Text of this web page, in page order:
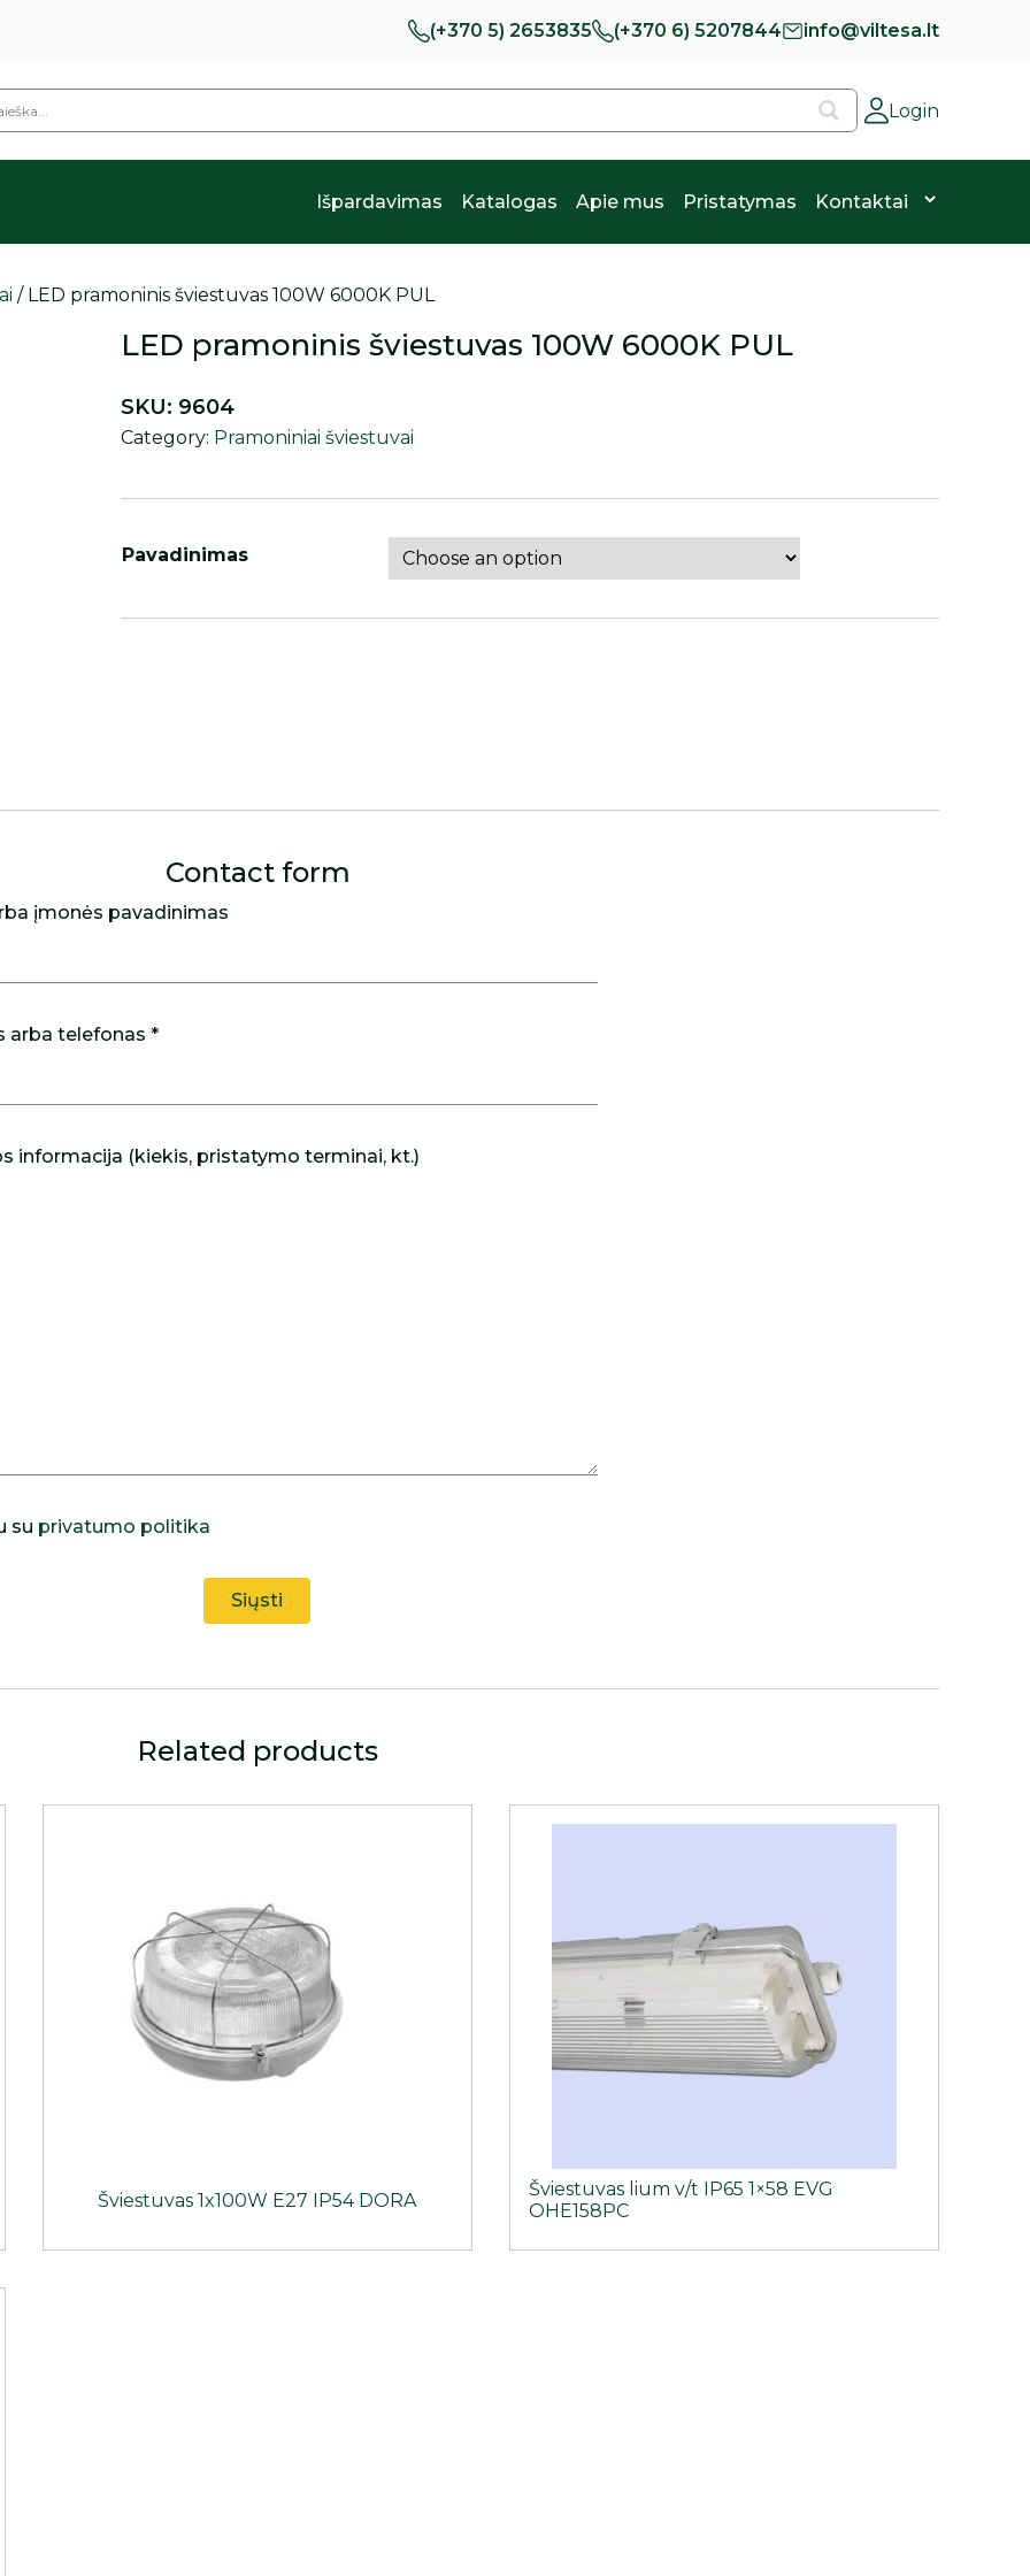
(+370 5) 2653835 (+370 6) 5207844 info@viltesa.lt
Login
Išpardavimas Katalogas Apie mus Pristatymas Kontaktai
/ LED pramoninis šviestuvas 100W 6000K PUL
LED pramoninis šviestuvas 100W 6000K PUL
Pavadinimas
SKU: 9604
Category: Pramoniniai šviestuvai
Contact form
įmonės pavadinimas
arba telefonas *
informacija (kiekis, pristatymo terminai, kt.)
su privatumo politika
Related products
Šviestuvas 1x100W E27 IP54 DORA
Šviestuvas lium v/t IP65 1×58 EVG
OHE158PC